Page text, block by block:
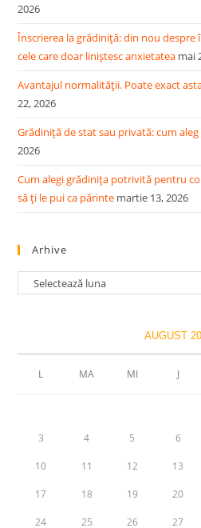
2026
Înscrierea la grădiniță: din nou despre
cele care doar liniștesc anxietatea mai
Avantajul normalității. Poate exact
22, 2026
Grădiniță de stat sau privată: cum
2026
Cum alegi grădinița potrivită pentru
să ți le pui ca părinte martie 13, 2026
Arhive
Arhive
AUGUST
L MA MI J
3 4 5 6
10 11 12 13
17 18 19 20
24 25 26 27